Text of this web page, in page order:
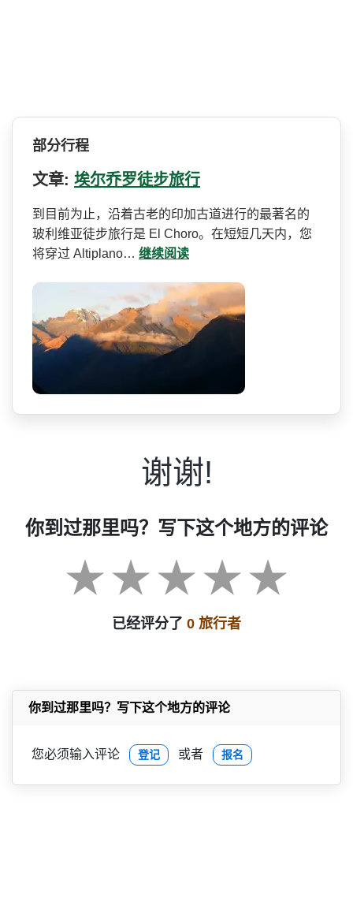
部分行程
文章: 埃尔乔罗徒步旅行
到目前为止，沿着古老的印加­古道进行的最著名的
玻利维亚徒步旅行是 El Choro。在短短几天内，您
将穿过 Altiplano… 继续阅读
谢谢!
你到过那里吗？写下这个地方的评论
已经评分了 0 旅行者
你到过那里吗？写下这个地方的评论
您必须输入评论 登记 或者 报名